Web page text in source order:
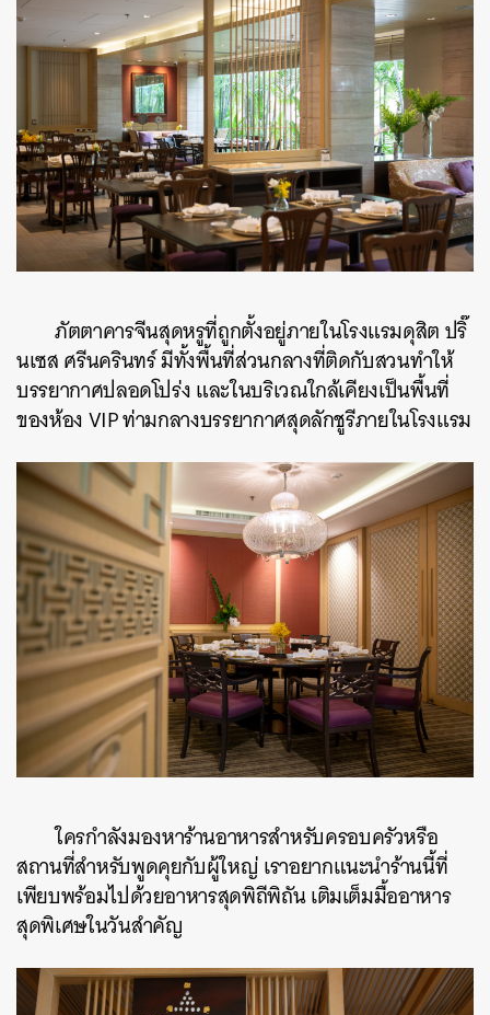
ภัตตาคารจีนสุดหรูที่ถูกตั้งอยู่ภายในโรงแรมดุสิต ปริ๊
นเซส ศรีนครินทร์ มีทั้งพื้นที่ส่วนกลางที่ติดกับสวนทำให้
บรรยากาศปลอดโปร่ง และในบริเวณใกล้เคียงเป็นพื้นที่
ของห้อง VIP ท่ามกลางบรรยากาศสุดลักชูรีภายในโรงแรม
ใครกำลังมองหาร้านอาหารสำหรับครอบครัวหรือ
สถานที่สำหรับพูดคุยกับผู้ใหญ่ เราอยากแนะนำร้านนี้ที่
เพียบพร้อมไปด้วยอาหารสุดพิถีพิถัน เติมเต็มมื้ออาหาร
สุดพิเศษในวันสำคัญ